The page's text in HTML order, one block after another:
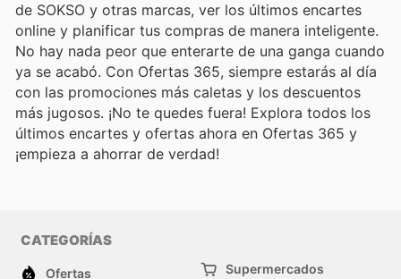
de SOKSO y otras marcas, ver los últimos encartes
online y planificar tus compras de manera inteligente.
No hay nada peor que enterarte de una ganga cuando
ya se acabó. Con Ofertas 365, siempre estarás al día
con las promociones más caletas y los descuentos
más jugosos. ¡No te quedes fuera! Explora todos los
últimos encartes y ofertas ahora en Ofertas 365 y
¡empieza a ahorrar de verdad!
CATEGORÍAS
Ofertas
Supermercados